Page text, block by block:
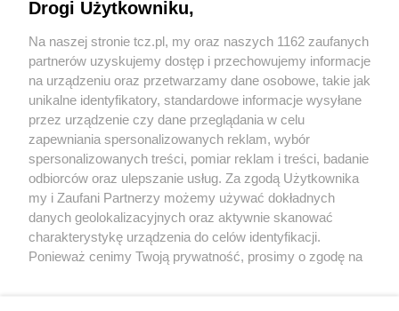
O FIRMIE POLITYKA PRYWATNOŚCI HOSTING
REKLAMA WSPÓŁPRACA RSS FACEBOOK KONTAKT
Nasze serwisy
Aktualności
Tcz24
Muzyka i kultura
Archiwum wydarzeń
Drogi Użytkowniku,
Na naszej stronie tcz.pl, my oraz naszych 1162 zaufanych
partnerów uzyskujemy dostęp i przechowujemy informacje
na urządzeniu oraz przetwarzamy dane osobowe, takie jak
unikalne identyfikatory, standardowe informacje wysyłane
przez urządzenie czy dane przeglądania w celu
zapewniania spersonalizowanych reklam, wybór
spersonalizowanych treści, pomiar reklam i treści, badanie
odbiorców oraz ulepszanie usług. Za zgodą Użytkownika
my i Zaufani Partnerzy możemy używać dokładnych
danych geolokalizacyjnych oraz aktywnie skanować
charakterystykę urządzenia do celów identyfikacji.
Ponieważ cenimy Twoją prywatność, prosimy o zgodę na